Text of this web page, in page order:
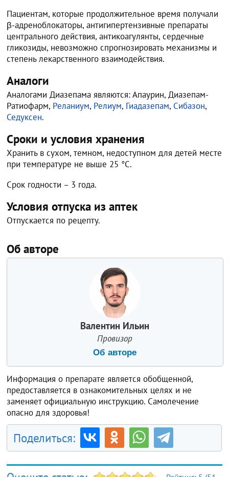
Пациентам, которые продолжительное время получали
β-адреноблокаторы, антигипертензивные препараты
центрального действия, антикоагулянты, сердечные
гликозиды, невозможно спрогнозировать механизмы и
степень лекарственного взаимодействия.
Аналоги
Аналогами Диазепама являются: Апаурин, Диазепам-
Ратиофарм, Реланиум, Релиум, Гиадазепам, Сибазон,
Седуксен.
Сроки и условия хранения
Хранить в сухом, темном, недоступном для детей месте
при температуре не выше 25 °C.
Срок годности – 3 года.
Условия отпуска из аптек
Отпускается по рецепту.
Об авторе
Валентин Ильин
Провизор
Об авторе
Информация о препарате является обобщенной,
предоставляется в ознакомительных целях и не
заменяет официальную инструкцию. Самолечение
опасно для здоровья!
Поделиться: